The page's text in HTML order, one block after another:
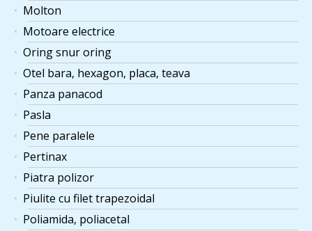
Molton
Motoare electrice
Oring snur oring
Otel bara, hexagon, placa, teava
Panza panacod
Pasla
Pene paralele
Pertinax
Piatra polizor
Piulite cu filet trapezoidal
Poliamida, poliacetal